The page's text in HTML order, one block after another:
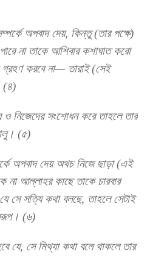
অপবাদ দেয়, কিন্তু (তার পক্ষে)
না তাকে আশিবার কশাঘাত করো
করবে না— তারাই (সেই
(৪)
ও নিজেদের সংশোধন করে তাহলে তার
(৫)
অপবাদ দেয় অথচ নিজে ছাড়া (এই
না আল্লাহর কাছে তাকে চারবার
সে সত্যি কথা বলছে, তাহলে সেটাই
(৬)
যে, সে মিথ্যা কথা বলে থাকলে তার